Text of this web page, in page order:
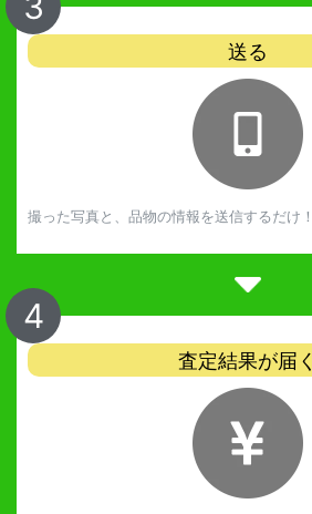
送る
撮った写真と、品物の情報を送信するだけ！
4
査定結果が届く